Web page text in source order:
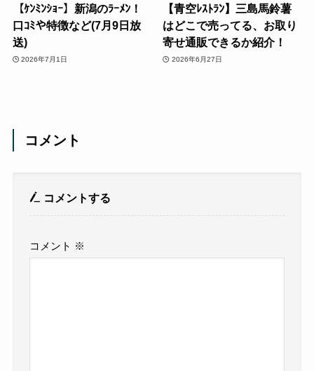
【ｹﾝﾐﾝｼｮｰ】新潟のﾗｰﾒﾝ！
口ｺﾐや特徴など(7月9日放
送)
2026年7月1日
【青空ﾚｽﾄﾗﾝ】三島馬鈴薯
はどこで売ってる、お取り
寄せ通販できるか紹介！
2026年6月27日
コメント
コメントする
コメント ※